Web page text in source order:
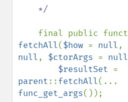
fetchAll($how = null,
null, $ctorArgs = null
$resultSet
parent::fetchAll
func_get_args());